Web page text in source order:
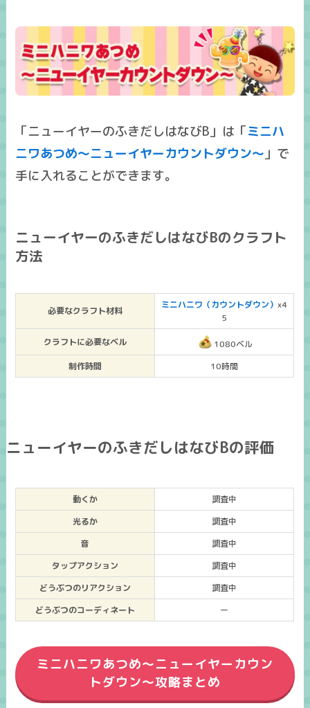
「ニューイヤーのふきだしはなびB」は「ミニハ
ニワあつめ～ニューイヤーカウントダウン～」で
手に入れることができます。
ニューイヤーのふきだしはなびBのクラフト
方法
必要なクラフト材料
ミニハニワ（カウントダウン）x4
5
クラフトに必要なベル
1080ベル
制作時間
10時間
ニューイヤーのふきだしはなびBの評価
動くか
調査中
光るか
調査中
音
調査中
タップアクション
調査中
どうぶつのリアクション
調査中
どうぶつのコーディネート
ー
ミニハニワあつめ～ニューイヤーカウン
トダウン～攻略まとめ